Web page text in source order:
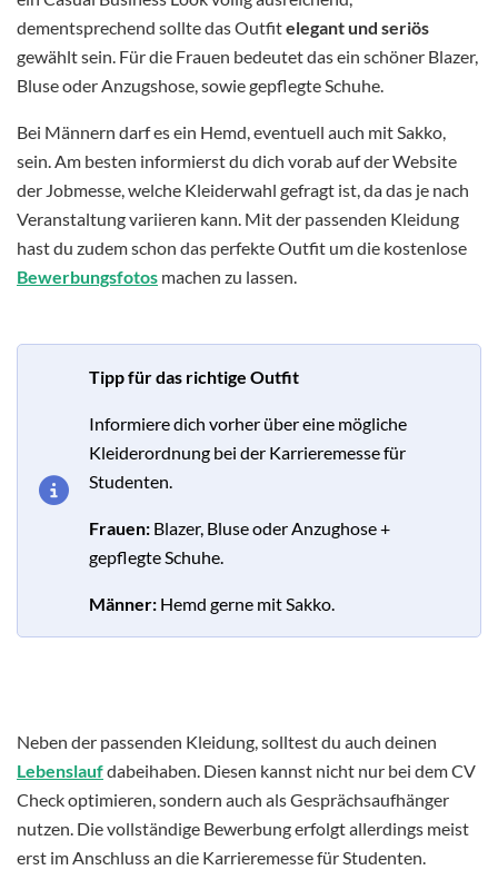
dementsprechend sollte das Outfitelegant und seriös
gewählt sein. Für die Frauen bedeutet das ein schöner Blazer,
Bluse oder Anzugshose, sowie gepflegte Schuhe.
Bei Männern darf es ein Hemd, eventuell auch mit Sakko,
sein. Am besten informierst du dich vorab auf der Website
der Jobmesse, welche Kleiderwahl gefragt ist, da das je nach
Veranstaltung variieren kann. Mit der passenden Kleidung
hast du zudem schon das perfekte Outfit um die kostenlose
Bewerbungsfotos machen zu lassen.
Tipp für das richtige Outfit
Informiere dich vorher über eine mögliche
Kleiderordnung bei der Karrieremesse für
Studenten.
Frauen: Blazer, Bluse oder Anzughose +
gepflegte Schuhe.
Männer: Hemd gerne mit Sakko.
Neben der passenden Kleidung, solltest du auch deinen
Lebenslaufdabeihaben. Diesen kannst nicht nur bei dem CV
Check optimieren, sondern auch als Gesprächsaufhänger
nutzen. Die vollständige Bewerbung erfolgt allerdings meist
erst im Anschluss an die Karrieremesse für Studenten.